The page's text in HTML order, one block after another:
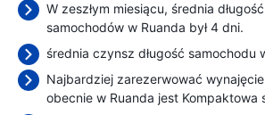
W zeszłym miesiącu, średnia
samochodów w Ruanda był 4 dni.
średnia czynsz długość samochodu
Najbardziej zarezerwować
obecnie w Ruanda jest Kompaktowa